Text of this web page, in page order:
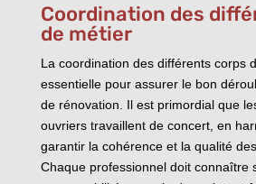
Coordination des
de métier
La coordination des différents corps
essentielle pour assurer le bon
de rénovation. Il est primordial que
ouvriers travaillent de concert, en
garantir la cohérence et la qualité
Chaque professionnel doit connaître